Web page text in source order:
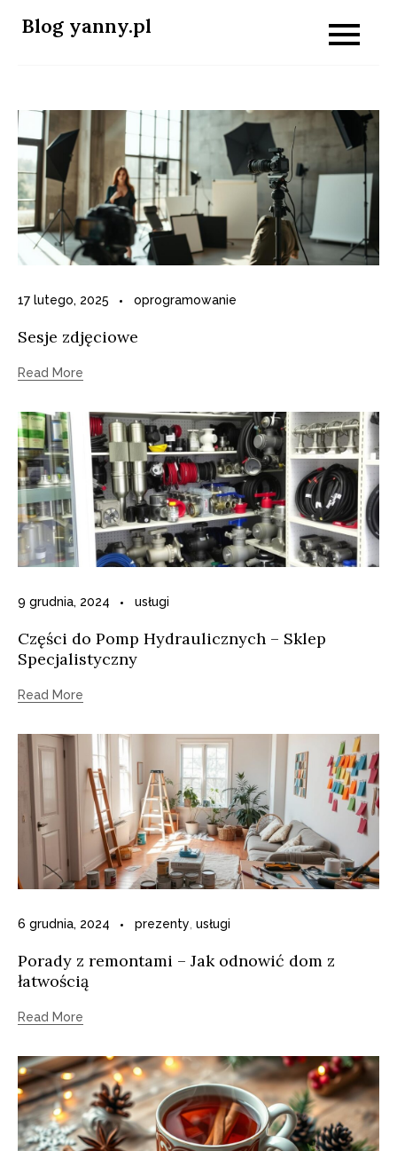
Blog yanny.pl
17 lutego, 2025 oprogramowanie
Sesje zdjęciowe
Read More
9 grudnia, 2024 usługi
Części do Pomp Hydraulicznych – Sklep
Specjalistyczny
Read More
6 grudnia, 2024 prezenty usługi
Porady z remontami – Jak odnowić dom z
łatwością
Read More